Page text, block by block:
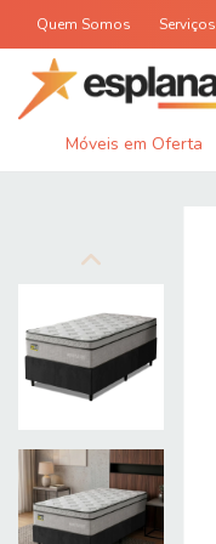
Quem Somos Serviços
Móveis em Oferta